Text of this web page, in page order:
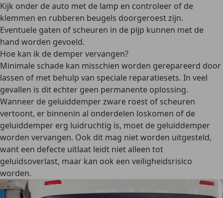
Kijk onder de auto met de lamp en controleer of de
klemmen en rubberen beugels doorgeroest zijn.
Eventuele gaten of scheuren in de pijp kunnen met de
hand worden gevoeld.
Hoe kan ik de demper vervangen?
Minimale schade kan misschien worden gerepareerd door
lassen of met behulp van speciale reparatiesets. In veel
gevallen is dit echter geen permanente oplossing.
Wanneer de geluiddemper zware roest of scheuren
vertoont, er binnenin al onderdelen loskomen of de
geluiddemper erg luidruchtig is, moet de geluiddemper
worden vervangen. Ook dit mag niet worden uitgesteld,
want een defecte uitlaat leidt niet alleen tot
geluidsoverlast, maar kan ook een veiligheidsrisico
worden.